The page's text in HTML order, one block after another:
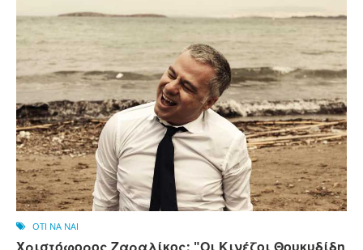
OTI NA NAI